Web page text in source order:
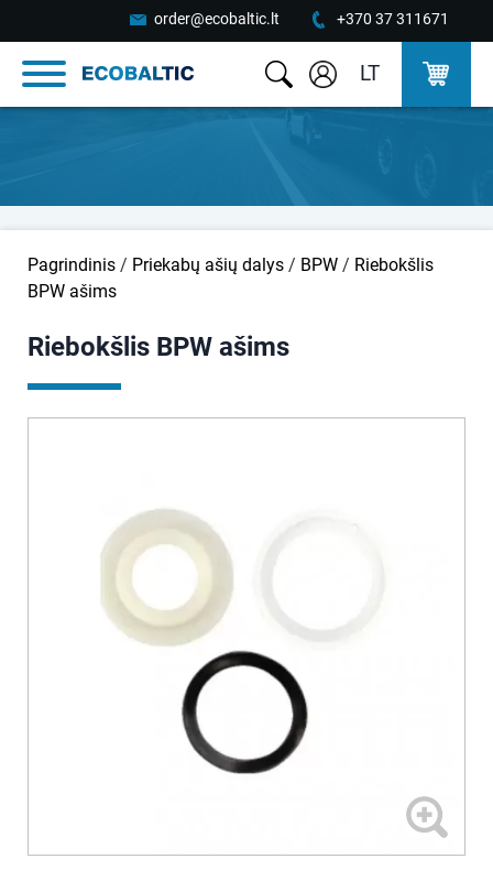
order@ecobaltic.lt +370 37 311671
LT
Pagrindinis / Priekabų ašių dalys / BPW / Riebokšlis
BPW ašims
Riebokšlis BPW ašims